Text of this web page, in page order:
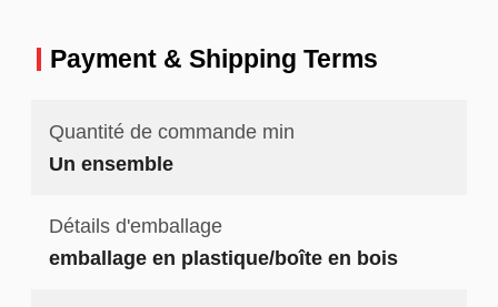
Payment & Shipping Terms
Quantité de commande min
Un ensemble
Détails d'emballage
emballage en plastique/boîte en bois